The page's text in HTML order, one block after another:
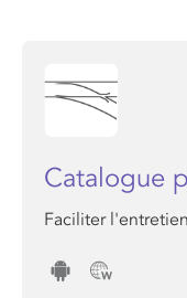
Catalogue
Faciliter